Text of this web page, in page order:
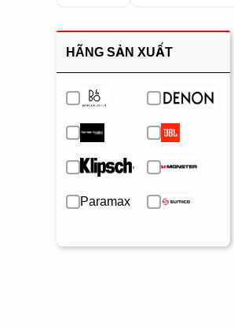
HÃNG SẢN XUẤT
Paramax